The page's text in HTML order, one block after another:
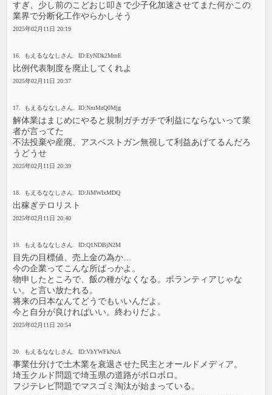
すぎ、少し前のこどおじ叩きで少子化加速させてまた何かこの
業界で分断化工作やらかしそう
2025年02月11日 20:19
16. もえるななしさん. ID:EyNDk2MmE
比例代表制度を廃止してくれよ
2025年02月11日 20:37
17. もえるななしさん. ID:NmMzQ0Mjg
解体業はまじめにやると規制ガチガチで利益にならないって業
者が言ってた
不法投棄や産廃、アスベストガン無視して利益あげてるんだろ
うどうせ
2025年02月11日 20:39
18. もえるななしさん. ID:JiMWIxMDQ
出稼ぎテロリスト
2025年02月11日 20:40
19. もえるななしさん. ID:Q1NDBjN2M
目先の目標値、売上金の為か…
今の企業ってこんな所ばっかよ。
物申したところで、飯の種がなくなる。ボランティアじゃな
い。と言い放たれる。
将来の日本なんてどうでもいいんだよ。
今と自分が良ければいい。終わりだよ。
2025年02月11日 20:54
20. もえるななしさん. ID:VhYWFkNzA
事業仕分けで土木業を衰退させた民主とオールドメディア。
埼玉クルド問題で埼玉県の道路がボロボロ。
フジテレビ問題でマスゴミ淘汰が始まっている。